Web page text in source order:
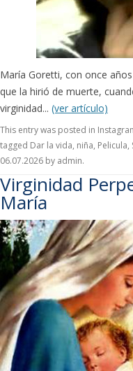
María Goretti, con once
que la hirió de muerte,
virginidad... (ver artículo)
This entry was posted in
tagged Dar la vida, niña, Pelicula,
06.07.2026 by admin.
Virginidad
María